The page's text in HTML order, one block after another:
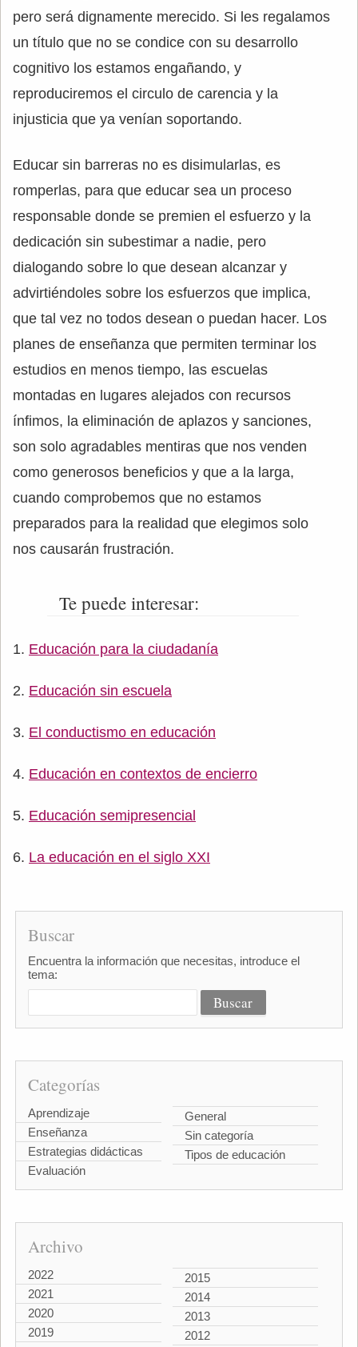
pero será dignamente merecido. Si les regalamos
un título que no se condice con su desarrollo
cognitivo los estamos engañando, y
reproduciremos el circulo de carencia y la
injusticia que ya venían soportando.
Educar sin barreras no es disimularlas, es
romperlas, para que educar sea un proceso
responsable donde se premien el esfuerzo y la
dedicación sin subestimar a nadie, pero
dialogando sobre lo que desean alcanzar y
advirtiéndoles sobre los esfuerzos que implica,
que tal vez no todos desean o puedan hacer. Los
planes de enseñanza que permiten terminar los
estudios en menos tiempo, las escuelas
montadas en lugares alejados con recursos
ínfimos, la eliminación de aplazos y sanciones,
son solo agradables mentiras que nos venden
como generosos beneficios y que a la larga,
cuando comprobemos que no estamos
preparados para la realidad que elegimos solo
nos causarán frustración.
Te puede interesar:
Educación para la ciudadanía
Educación sin escuela
El conductismo en educación
Educación en contextos de encierro
Educación semipresencial
La educación en el siglo XXI
Buscar
Encuentra la información que necesitas, introduce el
tema:
Categorías
Aprendizaje
Enseñanza
Estrategias didácticas
Evaluación
General
Sin categoría
Tipos de educación
Archivo
2022
2021
2020
2019
2015
2014
2013
2012